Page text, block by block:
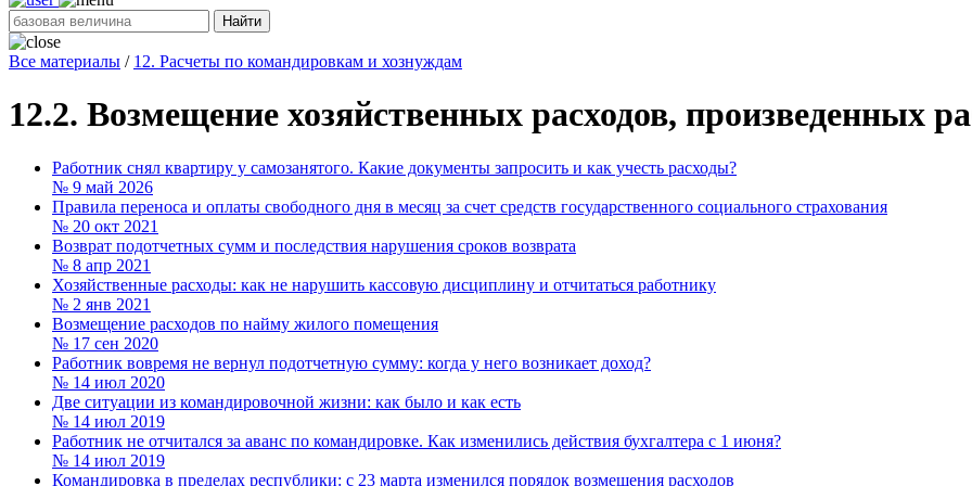
Найти
Все материалы / 12. Расчеты по командировкам и хознуждам
12.2. Возмещение хозяйственных расходов, произведенных
Работник снял квартиру у самозанятого. Какие документы запросить и как учесть расходы?
№ 9 май 2026
Правила переноса и оплаты свободного дня в месяц за счет средств государственного социального страхования
№ 20 окт 2021
Возврат подотчетных сумм и последствия нарушения сроков возврата
№ 8 апр 2021
Хозяйственные расходы: как не нарушить кассовую дисциплину и отчитаться работнику
№ 2 янв 2021
Возмещение расходов по найму жилого помещения
№ 17 сен 2020
Работник вовремя не вернул подотчетную сумму: когда у него возникает доход?
№ 14 июл 2020
Две ситуации из командировочной жизни: как было и как есть
№ 14 июл 2019
Работник не отчитался за аванс по командировке. Как изменились действия бухгалтера с 1 июня?
№ 14 июл 2019
Командировка в пределах республики: c 23 марта изменился порядок возмещения расходов